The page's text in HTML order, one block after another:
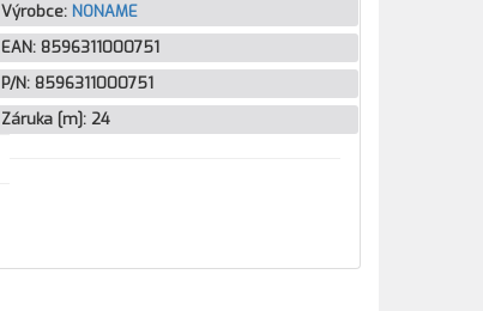
Výrobce: NONAME
EAN: 8596311000751
P/N: 8596311000751
Záruka [m]: 24